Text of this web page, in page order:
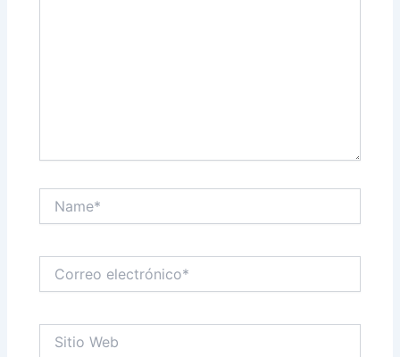
electrónico*
Web